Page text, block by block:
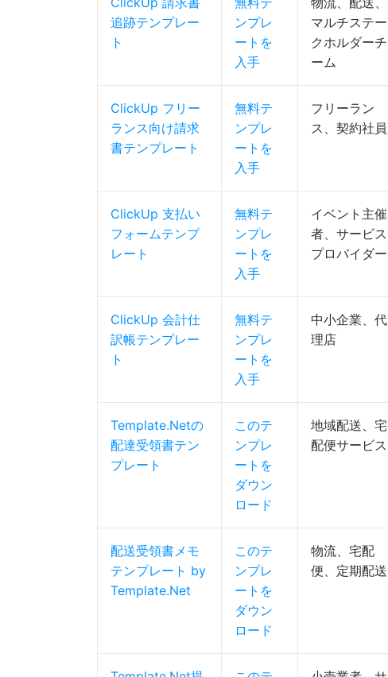
追跡テンプレー
ト
ンプレ
ートを
入手
マルチステー
クホルダーチ
ーム
ClickUp フリー
ランス向け請求
書テンプレート
無料テ
ンプレ
ートを
入手
フリーラン
ス、契約社員
ClickUp 支払い
フォームテンプ
レート
無料テ
ンプレ
ートを
入手
イベント主催
者、サービス
プロバイダー
ClickUp 会計仕
訳帳テンプレー
ト
無料テ
ンプレ
ートを
入手
中小企業、代
理店
Template.Netの
配達受領書テン
プレート
このテ
ンプレ
ートを
ダウン
ロード
地域配送、宅
配便サービス
配送受領書メモ
テンプレート by
Template.Net
このテ
ンプレ
ートを
ダウン
ロード
物流、宅配
便、定期配送